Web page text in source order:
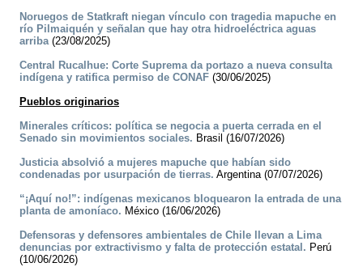
Noruegos de Statkraft niegan vínculo con tragedia mapuche en
río Pilmaiquén y señalan que hay otra hidroeléctrica aguas
arriba(23/08/2025)
Central Rucalhue: Corte Suprema da portazo a nueva consulta
indígena y ratifica permiso de CONAF (30/06/2025)
Pueblos originarios
Minerales críticos: política se negocia a puerta cerrada en el
Senado sin movimientos sociales. Brasil (16/07/2026)
Justicia absolvió a mujeres mapuche que habían sido
condenadas por usurpación de tierras. Argentina (07/07/2026)
“¡Aquí no!”: indígenas mexicanos bloquearon la entrada de una
planta de amoníaco. México (16/06/2026)
Defensoras y defensores ambientales de Chile llevan a Lima
denuncias por extractivismo y falta de protección estatal. Perú
(10/06/2026)